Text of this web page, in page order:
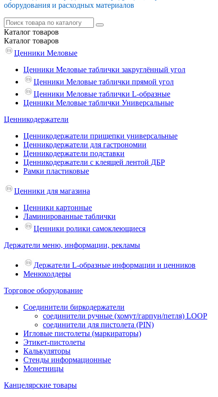
оборудования и расходных материалов
Каталог товаров
Каталог товаров
Ценники Меловые
Ценники Меловые таблички закруглённый угол
Ценники Меловые таблички прямой угол
Ценники Меловые таблички L-образные
Ценники Меловые таблички Универсальные
Ценникодержатели
Ценникодержатели прищепки универсальные
Ценникодержатели для гастрономии
Ценникодержатели подставки
Ценникодержатели с клеящей лентой ДБР
Рамки пластиковые
Ценники для магазина
Ценники картонные
Ламинированные таблички
Ценники ролики самоклеющиеся
Держатели меню, информации, рекламы
Держатели L-образные информации и ценников
Менюхолдеры
Торговое оборудование
Соединители биркодержатели
соединители ручные (хомут/гарпун/петля) LOOP
соединители для пистолета (PIN)
Игловые пистолеты (маркираторы)
Этикет-пистолеты
Калькуляторы
Стенды информационные
Монетницы
Канцелярские товары